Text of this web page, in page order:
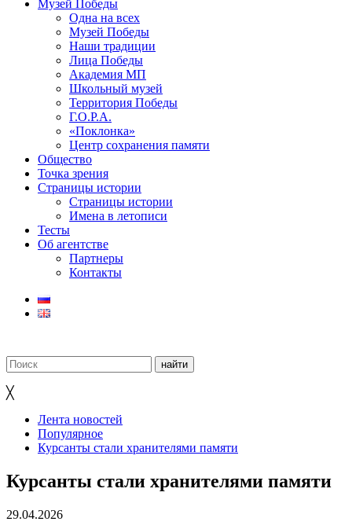
Музей Победы
Одна на всех
Музей Победы
Наши традиции
Лица Победы
Академия МП
Школьный музей
Территория Победы
Г.О.Р.А.
«Поклонка»
Центр сохранения памяти
Общество
Точка зрения
Страницы истории
Страницы истории
Имена в летописи
Тесты
Об агентстве
Партнеры
Контакты
╳
Лента новостей
Популярное
Курсанты стали хранителями памяти
Курсанты стали хранителями памяти
29.04.2026